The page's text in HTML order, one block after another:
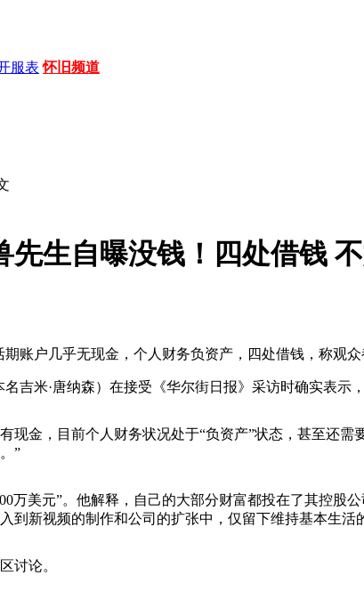
服表 怀旧频道
先生自曝没钱！四处借钱
账户几乎无现金，个人财务负资产，四处借钱，称观
吉米·唐纳森）在接受《华尔街日报》采访时确实表示
现金，目前个人财务状况处于“负资产”状态，甚至还
”
万美元”。他解释，自己的大部分财富都投在了其控股
到新视频的制作和公司的扩张中，仅留下维持基本生活
讨论。